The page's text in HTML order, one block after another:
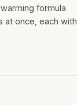
formula
at once, each with